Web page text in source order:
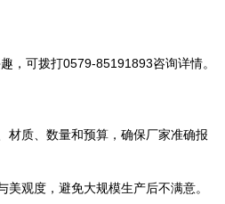
，可拨打0579-85191893咨询详情。
材质、数量和预算，确保厂家准确报
美观度，避免大规模生产后不满意。